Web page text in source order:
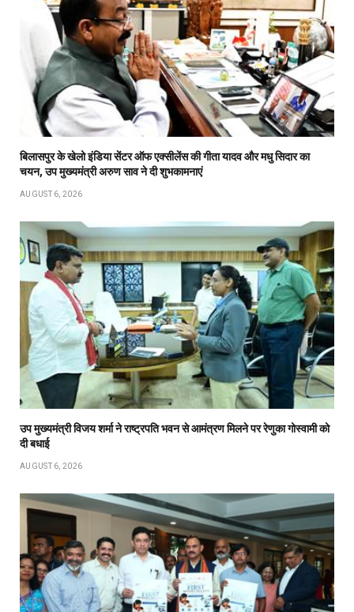
बिलासपुर के खेलो इंडिया सेंटर ऑफ एक्सीलेंस की गीता यादव और मधु सिदार का
चयन, उप मुख्यमंत्री अरुण साव ने दी शुभकामनाएं
AUGUST 6, 2026
उप मुख्यमंत्री विजय शर्मा ने राष्ट्रपति भवन से आमंत्रण मिलने पर रेणुका गोस्वामी को
दी बधाई
AUGUST 6, 2026